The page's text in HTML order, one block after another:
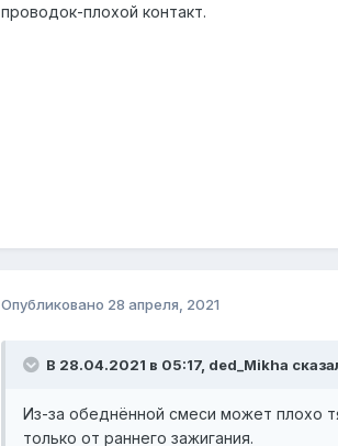
проводок-плохой контакт.
Опубликовано 28 апреля, 2021
В 28.04.2021 в 05:17, ded_Mikha
Из-за обеднённой смеси может плохо
только от раннего зажигания.